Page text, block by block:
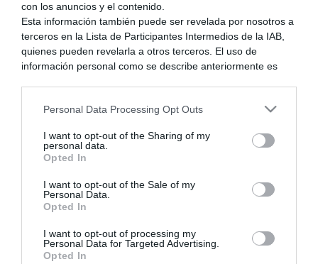
con los anuncios y el contenido.
Esta información también puede ser revelada por nosotros a
terceros en la Lista de Participantes Intermedios de la IAB,
quienes pueden revelarla a otros terceros. El uso de
información personal como se describe anteriormente es
generamos contenido relevante para nuestra audiencia.
recopilación y uso de datos en nuestra Política de
Privacidad.
terceros por nuestra parte, utilice la siguiente opción de
exclusión y confirme su selección. Tenga en cuenta que
después de que se procese su solicitud de exclusión, es
posible que continúe viendo anuncios basados en intereses
basados en la información personal utilizada por nosotros o
en información personal divulgada a terceros antes de su
Personal Data Processing Opt Outs
I want to opt-out of the Sharing of my
personal data.
Opted In
I want to opt-out of the Sale of my
Personal Data.
Opted In
I want to opt-out of processing my
Personal Data for Targeted Advertising.
Opted In
Posteado : 27/04/2015 4:06 pm
Ir al foro:
Compartir: